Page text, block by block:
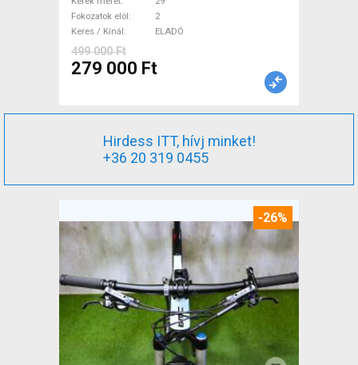
használt ELADÓ
Fokozatok elöl
2
Keres / Kínál
ELADÓ
499 000 Ft
279 000 Ft
Hirdess ITT, hívj minket!
+36 20 319 0455
-26%